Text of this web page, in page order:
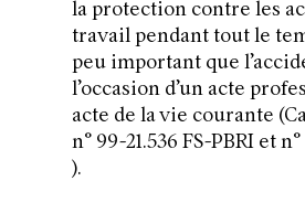
la protection contre les
travail pendant tout le
peu important que
l’occasion d’un acte
acte de la vie courante
n° 99-21.536 FS-PBRI et
).